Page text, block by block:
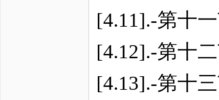
[4.11].-第十
[4.12].-第十
[4.13].-第十